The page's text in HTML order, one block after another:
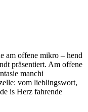
am offene mikro – hend
präsentiert. Am offene
manchi
vom lieblingswort,
is Herz fahrende